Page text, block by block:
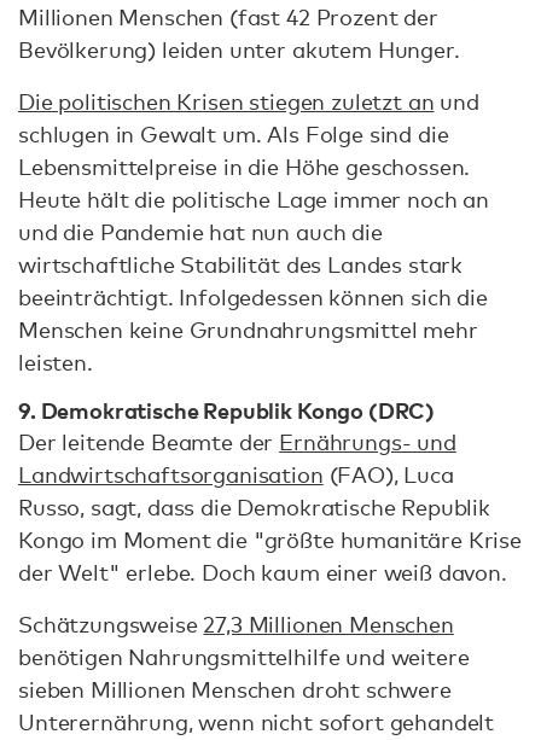
Millionen Menschen (fast 42 Prozent der
Bevölkerung) leiden unter akutem Hunger.
Die politischen Krisen stiegen zuletzt an und
schlugen in Gewalt um. Als Folge sind die
Lebensmittelpreise in die Höhe geschossen.
Heute hält die politische Lage immer noch an
und die Pandemie hat nun auch die
wirtschaftliche Stabilität des Landes stark
beeinträchtigt. Infolgedessen können sich die
Menschen keine Grundnahrungsmittel mehr
leisten.
9. Demokratische Republik Kongo (DRC)
Der leitende Beamte der Ernährungs- und
Landwirtschaftsorganisation (FAO), Luca
Russo, sagt, dass die Demokratische Republik
Kongo im Moment die "größte humanitäre Krise
der Welt" erlebe. Doch kaum einer weiß davon.
Schätzungsweise 27,3 Millionen Menschen
benötigen Nahrungsmittelhilfe und weitere
sieben Millionen Menschen droht schwere
Unterernährung, wenn nicht sofort gehandelt